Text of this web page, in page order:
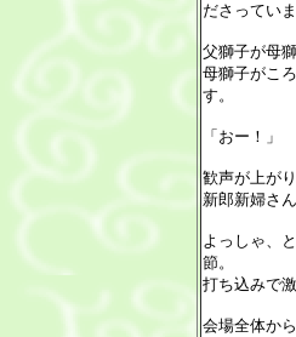
ださっていま
父獅子が母
母獅子がこ
す。
「おー！」
歓声が上がり
新郎新婦さ
よっしゃ、
節。
打ち込みで
会場全体か